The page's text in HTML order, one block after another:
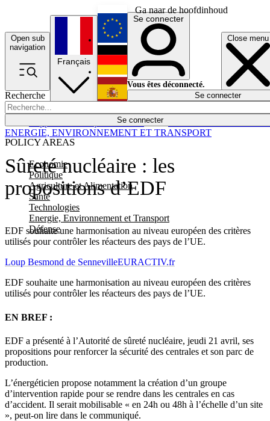
Ga naar de hoofdinhoud
Open sub
navigation
Close menu
Recherche
Se connecter
POLICY AREAS
Economie
Politique
Agriculture et Alimentation
Santé
Technologies
Energie, Environnement et Transport
Défense
Économie
Français
English
Deutsch
Español
Se connecter
Vous êtes déconnecté.
Se connecter
Sûreté nucléaire : les
propositions d’EDF
EDF souhaite une harmonisation au niveau européen des critères
utilisés pour contrôler les réacteurs des pays de l’UE.
ENERGIE, ENVIRONNEMENT ET TRANSPORT
Loup Besmond de SennevilleEURACTIV.fr
EDF souhaite une harmonisation au niveau européen des critères
utilisés pour contrôler les réacteurs des pays de l’UE.
EN BREF :
EDF a présenté à l’Autorité de sûreté nucléaire, jeudi 21 avril, ses
propositions pour renforcer la sécurité des centrales et son parc de
production.
L’énergéticien propose notamment la création d’un groupe
d’intervention rapide pour se rendre dans les centrales en cas
d’accident. Il serait mobilisable « en 24h ou 48h à l’échelle d’un site
», peut-on lire dans le communiqué.